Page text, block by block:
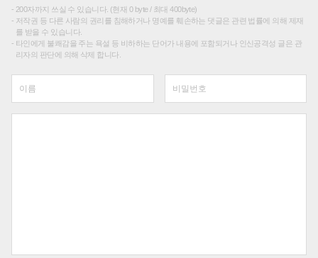
200자까지 쓰실 수 있습니다. (현재 0 byte / 최대 400byte)
저작권 등 다른 사람의 권리를 침해하거나 명예를 훼손하는 댓글은 관련 법률에 의해 제재
를 받을 수 있습니다.
타인에게 불쾌감을 주는 욕설 등 비하하는 단어가 내용에 포함되거나 인신공격성 글은 관
리자의 판단에 의해 삭제 합니다.